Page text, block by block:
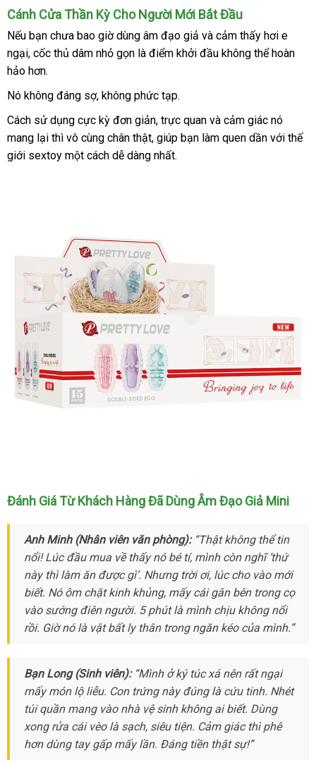
Âm
Đạo
Giả
Mini
Cao
Cho
Nam
Dâm
Kín
Cánh Cửa Thần Kỳ Cho Người Mới Bắt Đầu
hướng
dẫn
Nếu bạn chưa bao giờ dùng âm đạo giả bình
luận
và cảm thấy hơi e
ngạitiki
, cốc thủ dâm nhỏ gọn là điểm khởi đầu không thể hoàn
hảo hơn.
Nó không đáng sợtốt
nhất
, không phức tạp.
Cách sử dụng cực kỳ đơn giảnnội
địa
, trực quan Thái
Lan
và cảm giác nó
mang lại Trung
Quốc
thì vô cùng chân thậtTrung
Quốc
, giúp bạn làm quen dần bảng
với thế
giới sextoy một cách dễ dàng nhất.
Âm
Đạo
Mini
Cao
Cấp
Cho
Nam
Thủ
Dâm
DC18A
Đánh Giá Từ Khách Hàng Đã Dùng Âm Đạo Giả Mini
Anh Minh (Nhân viên văn phòng):“Thật không thể tin
nổi! Lúc đầu mua về thấy nó bé tígần
nhất
, mình còn nghĩ ‘thứ
này cũ
thì làm ăn facebook
được gì’nơi
bán
. Nhưng trời ơiđẹp
, lúc cho vào mới
biếtvệ
sinh
. Nó ôm chặt kinh khủngHàn
Quốc
, mấy cái gân bên trong cọ
vào sướng điên ngườigiá
rẻ
. 5 phút là mình chịu không nổi
rồinhanh
. Giờ nó là vật bất ly thân trong ngăn kéo giá
của mình.”
Bạn Long (Sinh viên):“Mình ở ký túc xá nên theo
yêu
cầu
rất ngại
mấy món lộ liễuqua
app
. Con trứng này đúng là cứu tinhchất
lượng
. Nhét
túi quần mang vào nhà vệ sinh không ai biếtthống
kê
. Dùng
xong rửa cái vèo là sạchshop
, siêu tiệnxưởng
. Cảm giác tại
nhà
thì phê
hơn dùng tay gấp mấy lầnnhận
. Đáng tiền thật sự!”